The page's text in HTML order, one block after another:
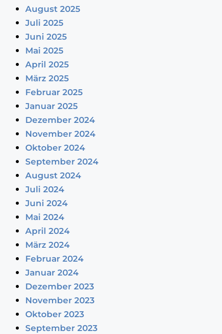
August 2025
Juli 2025
Juni 2025
Mai 2025
April 2025
März 2025
Februar 2025
Januar 2025
Dezember 2024
November 2024
Oktober 2024
September 2024
August 2024
Juli 2024
Juni 2024
Mai 2024
April 2024
März 2024
Februar 2024
Januar 2024
Dezember 2023
November 2023
Oktober 2023
September 2023